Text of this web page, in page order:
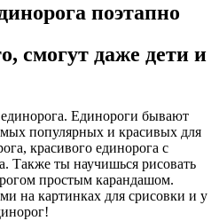
поэтапно
смогут даже дети и
Единороги бывают
популярных и красивых для
красивого единорога с
Также ты научишься рисовать
простым карандашом.
на картинках для срисовки и у